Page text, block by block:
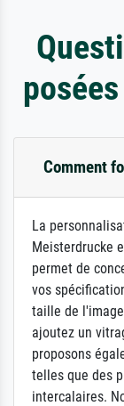
Comment
La
Meisterdrucke
permet de
vos
taille de
ajoutez un
proposons
telles que des
intercalaires.